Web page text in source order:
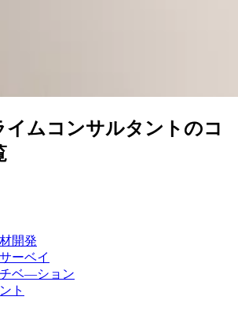
イムコンサルタントのコ
開発
ーベイ
ベ―ション
ト